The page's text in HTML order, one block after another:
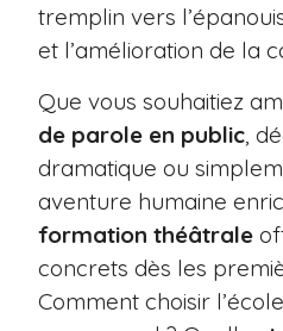
tremplin vers
et l’amélioration de la
Que vous souhaitiez
de parole en public ,
dramatique ou
aventure humaine
formation théâtrale
concrets dès les
Comment choisir